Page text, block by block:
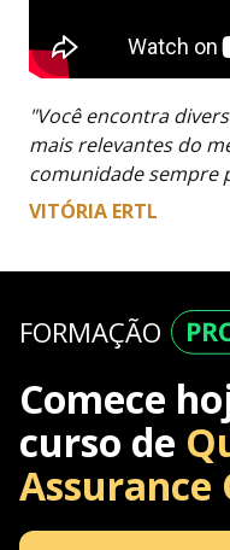
"Você encontra
mais relevantes do
comunidade sempre
VITÓRIA ERTL
FORMAÇÃO
Comece
curso de
Assurance